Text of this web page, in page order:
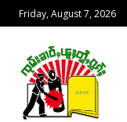
Friday, August 7, 2026